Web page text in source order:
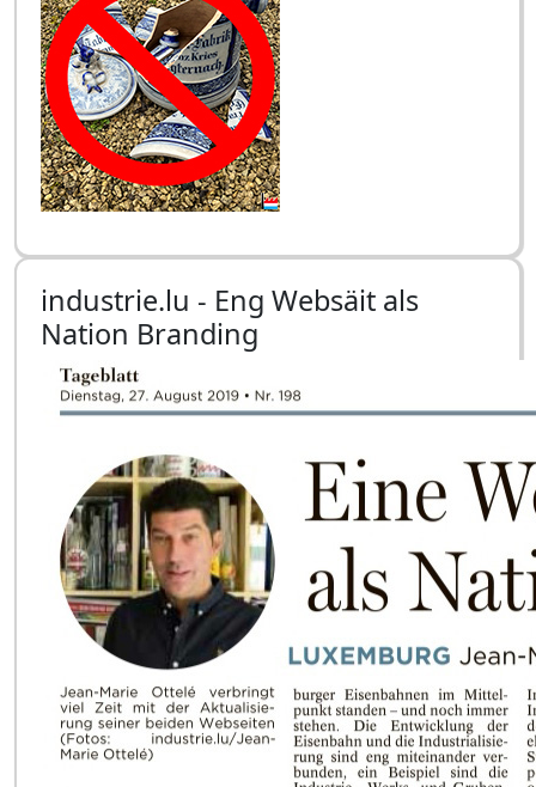
industrie.lu - Eng Websäit als
Nation Branding